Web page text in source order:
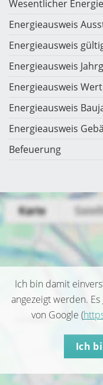
Wesentlicher
Energieausweis
Energieausweis
Energieausweis
Energieausweis
Energieausweis
Energieausweis
Befeuerung
Ich bin damit
angezeigt werden.
von Google (
Ich